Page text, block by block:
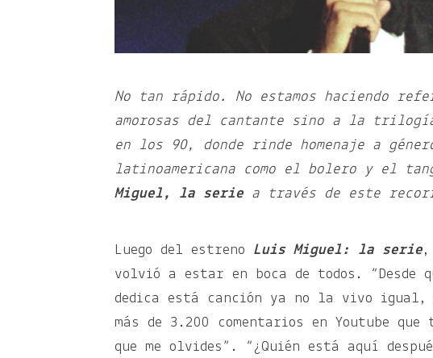
No tan rápido. No estamos haciendo
amorosas del cantante sino a la
en los 90, donde rinde homenaje a
latinoamericana como el bolero y el
Miguel, la serie a través de este
Luego del estreno Luis Miguel: la serie,
volvió a estar en boca de todos. “Desde
dedica está canción ya no la vivo igual,
más de 3.200 comentarios en Youtube
que me olvides”. “¿Quién está aquí